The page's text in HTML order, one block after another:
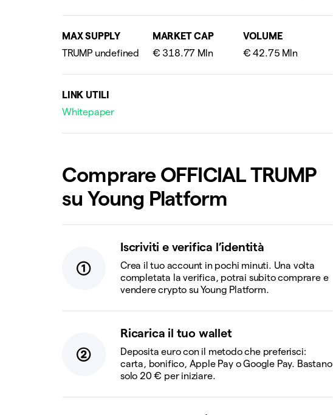
MAX SUPPLY
MARKET CAP
€ 318.77 Mln
VOLUME
€ 42.75 Mln
LINK UTILI
Whitepaper
Comprare OFFICIAL TRUMP
su Young Platform
Iscriviti e verifica l’identità
Crea il tuo account in pochi minuti. Una volta
completata la verifica, potrai subito comprare e
vendere crypto su Young Platform.
Ricarica il tuo wallet
Deposita euro con il metodo che preferisci:
carta, bonifico, Apple Pay o Google Pay. Bastano
solo 20 € per iniziare.